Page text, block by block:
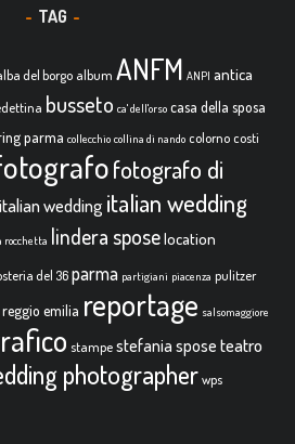
TAG
del borgo album ANFM ANPI antica
busseto ca' dell'orso casa della sposa
parma collecchio collina di nando colorno costi
fotografo di
italian wedding italian wedding
rocchetta lindera sposelocation
del 36parma partigiani piacenza pulitzer
reggio emilia reportage salsomaggiore
stampe stefania spose teatro
photographer wps